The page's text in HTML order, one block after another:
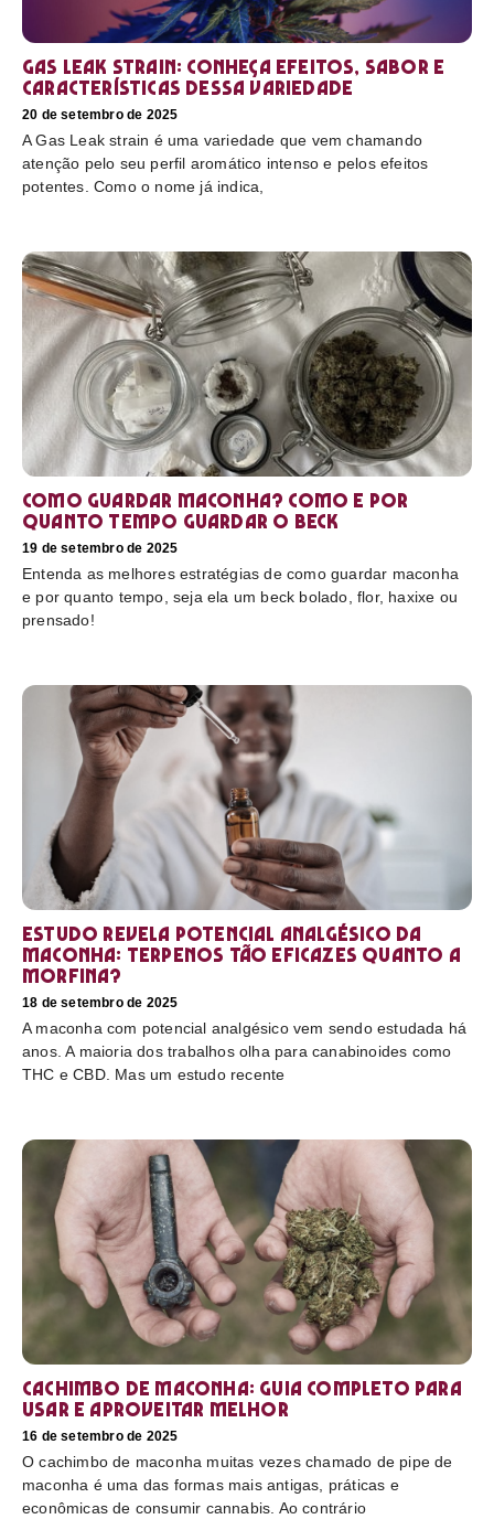
Gas Leak strain: conheça efeitos, sabor e
características dessa variedade
20 de setembro de 2025
A Gas Leak strain é uma variedade que vem chamando
atenção pelo seu perfil aromático intenso e pelos efeitos
potentes. Como o nome já indica,
Como guardar maconha? Como e por
quanto tempo guardar o beck
19 de setembro de 2025
Entenda as melhores estratégias de como guardar maconha
e por quanto tempo, seja ela um beck bolado, flor, haxixe ou
prensado!
Estudo revela potencial analgésico da
maconha: terpenos tão eficazes quanto a
morfina?
18 de setembro de 2025
A maconha com potencial analgésico vem sendo estudada há
anos. A maioria dos trabalhos olha para canabinoides como
THC e CBD. Mas um estudo recente
Cachimbo de maconha: guia completo para
usar e aproveitar melhor
16 de setembro de 2025
O cachimbo de maconha muitas vezes chamado de pipe de
maconha é uma das formas mais antigas, práticas e
econômicas de consumir cannabis. Ao contrário